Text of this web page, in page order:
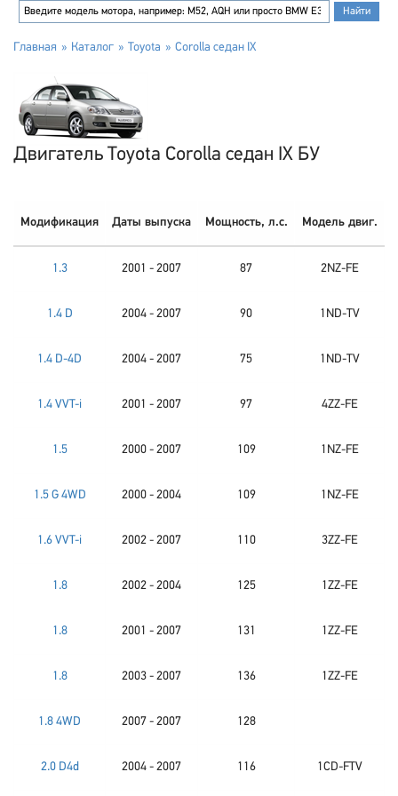
Главная Каталог Toyota Corolla седан IX
Двигатель Toyota Corolla седан IX БУ
Модификация Даты выпуска Мощность, л.с. Модель двиг.
1.3 2001 - 2007 87 2NZ-FE
1.4 D 2004 - 2007 90 1ND-TV
1.4 D-4D 2004 - 2007 75 1ND-TV
1.4 VVT-i 2001 - 2007 97 4ZZ-FE
1.5 2000 - 2007 109 1NZ-FE
1.5 G 4WD 2000 - 2004 109 1NZ-FE
1.6 VVT-i 2002 - 2007 110 3ZZ-FE
1.8 2002 - 2004 125 1ZZ-FE
1.8 2001 - 2007 131 1ZZ-FE
1.8 2003 - 2007 136 1ZZ-FE
1.8 4WD 2007 - 2007 128
2.0 D4d 2004 - 2007 116 1CD-FTV